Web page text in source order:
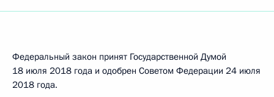
Федеральный закон принят Государственной Думой
18 июля 2018 года и одобрен Советом Федерации 24 июля
2018 года.